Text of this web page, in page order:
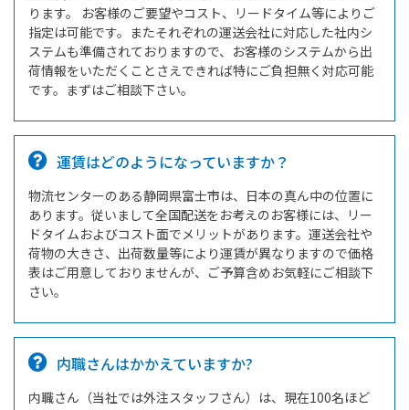
ります。 お客様のご要望やコスト、リードタイム等によりご
指定は可能です。またそれぞれの運送会社に対応した社内シ
ステムも準備されておりますので、お客様のシステムから出
荷情報をいただくことさえできれば特にご負担無く対応可能
です。まずはご相談下さい。
運賃はどのようになっていますか？
物流センターのある静岡県富士市は、日本の真ん中の位置に
あります。従いまして全国配送をお考えのお客様には、リー
ドタイムおよびコスト面でメリットがあります。運送会社や
荷物の大きさ、出荷数量等により運賃が異なりますので価格
表はご用意しておりませんが、ご予算含めお気軽にご相談下
さい。
内職さんはかかえていますか?
内職さん（当社では外注スタッフさん）は、現在100名ほど